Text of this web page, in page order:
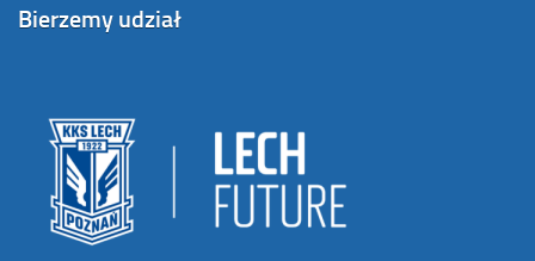
Bierzemy udział